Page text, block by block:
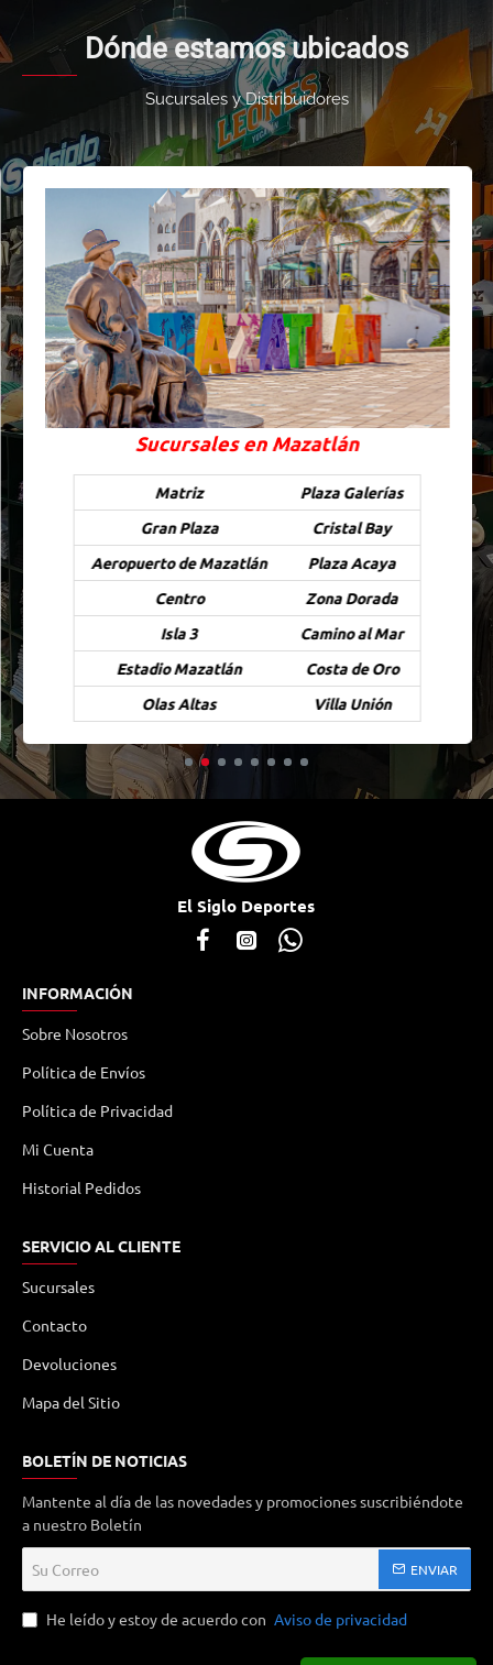
Dónde estamos ubicados
Sucursales y Distribuidores
Sucursales en Mazatlán
Matriz
Plaza Galerías
Gran Plaza
Cristal Bay
Aeropuerto de Mazatlán
Plaza Acaya
Centro
Zona Dorada
Isla 3
Camino al Mar
Estadio Mazatlán
Costa de Oro
Olas Altas
Villa Unión
El Siglo Deportes
INFORMACIÓN
Sobre Nosotros
Política de Envíos
Política de Privacidad
Mi Cuenta
Historial Pedidos
SERVICIO AL CLIENTE
Sucursales
Contacto
Devoluciones
Mapa del Sitio
BOLETÍN DE NOTICIAS
Mantente al día de las novedades y promociones suscribiéndote
a nuestro Boletín
Correo
ENVIAR
He leído y estoy de acuerdo con Aviso de privacidad